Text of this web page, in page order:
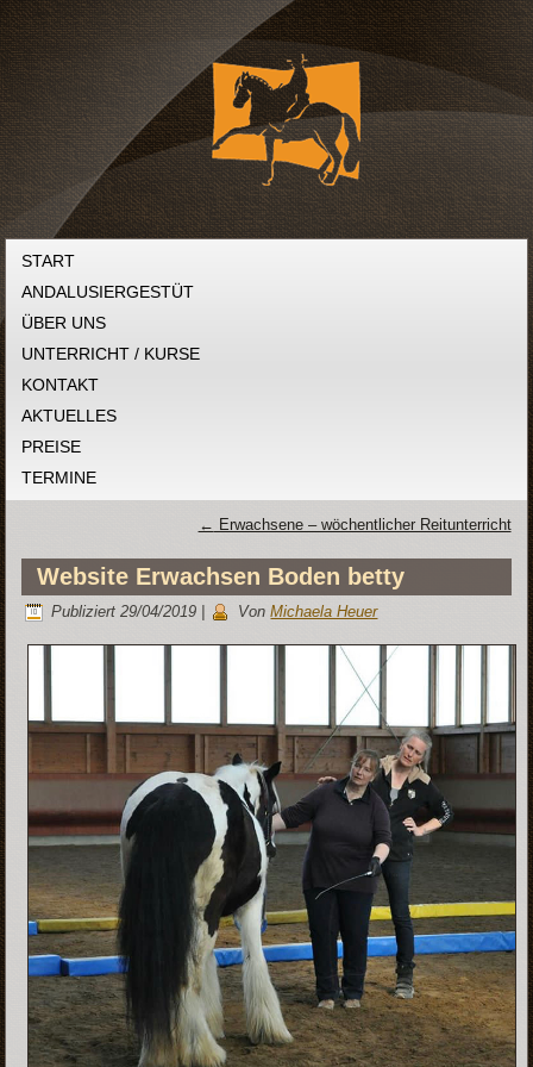
START
ANDALUSIERGESTÜT
ÜBER UNS
UNTERRICHT / KURSE
KONTAKT
AKTUELLES
PREISE
TERMINE
← Erwachsene – wöchentlicher Reitunterricht
Website Erwachsen Boden betty
Publiziert 29/04/2019 Von Michaela Heuer